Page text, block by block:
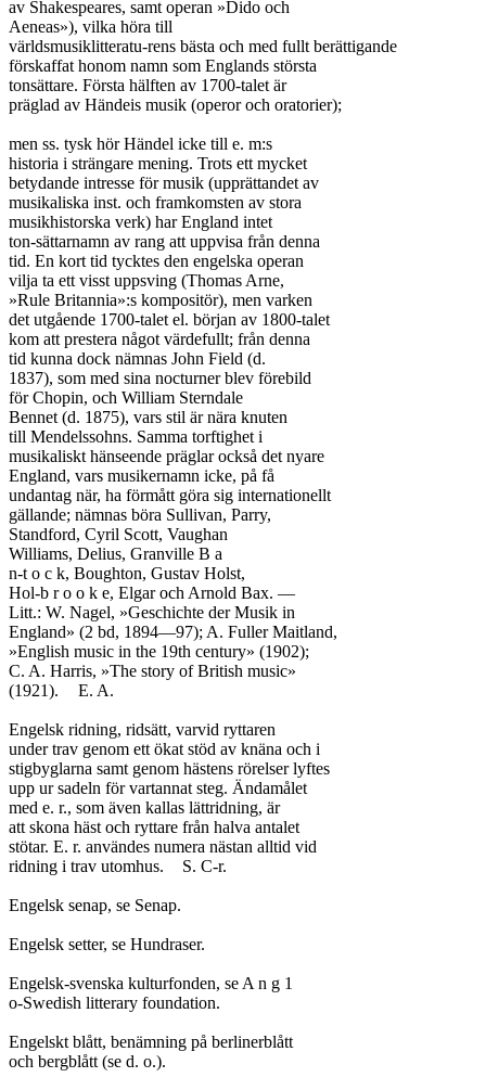
av Shakespeares, samt operan »Dido och
Aeneas»), vilka höra till
världsmusiklitteratu-rens bästa och med fullt berättigande
förskaffat honom namn som Englands största
tonsättare. Första hälften av 1700-talet är
präglad av Händeis musik (operor och oratorier);
men ss. tysk hör Händel icke till e. m:s
historia i strängare mening. Trots ett mycket
betydande intresse för musik (upprättandet av
musikaliska inst. och framkomsten av stora
musikhistorska verk) har England intet
ton-sättarnamn av rang att uppvisa från denna
tid. En kort tid tycktes den engelska operan
vilja ta ett visst uppsving (Thomas Arne,
»Rule Britannia»:s kompositör), men varken
det utgående 1700-talet el. början av 1800-talet
kom att prestera något värdefullt; från denna
tid kunna dock nämnas John Field (d.
1837), som med sina nocturner blev förebild
för Chopin, och William Sterndale
Bennet (d. 1875), vars stil är nära knuten
till Mendelssohns. Samma torftighet i
musikaliskt hänseende präglar också det nyare
England, vars musikernamn icke, på få
undantag när, ha förmått göra sig internationellt
gällande; nämnas böra Sullivan, Parry,
Standford, Cyril Scott, Vaughan
Williams, Delius, Granville B a
n-t o c k, Boughton, Gustav Holst,
Hol-b r o o k e, Elgar och Arnold Bax. —
Litt.: W. Nagel, »Geschichte der Musik in
England» (2 bd, 1894—97); A. Fuller Maitland,
»English music in the 19th century» (1902);
C. A. Harris, »The story of British music»
(1921).	E. A.
Engelsk ridning, ridsätt, varvid ryttaren
under trav genom ett ökat stöd av knäna och i
stigbyglarna samt genom hästens rörelser lyftes
upp ur sadeln för vartannat steg. Ändamålet
med e. r., som även kallas lättridning, är
att skona häst och ryttare från halva antalet
stötar. E. r. användes numera nästan alltid vid
ridning i trav utomhus.	S. C-r.
Engelsk senap, se Senap.
Engelsk setter, se Hundraser.
Engelsk-svenska kulturfonden, se A n g 1
o-Swedish litterary foundation.
Engelskt blått, benämning på berlinerblått
och bergblått (se d. o.).